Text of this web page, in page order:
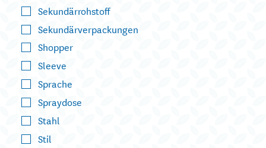
Sekundärrohstoff
Sekundärverpackungen
Shopper
Sleeve
Sprache
Spraydose
Stahl
Stil